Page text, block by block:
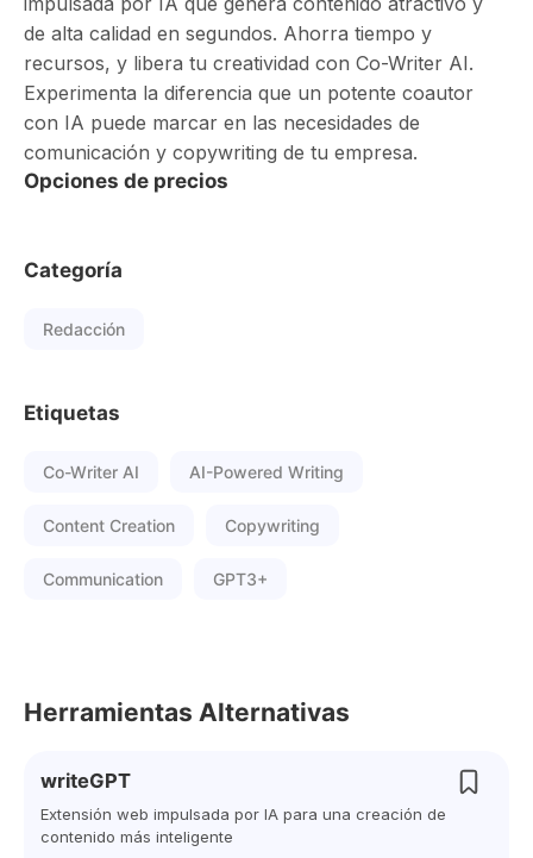
de alta calidad en segundos. Ahorra tiempo y
recursos, y libera tu creatividad con Co-Writer AI.
Experimenta la diferencia que un potente coautor
con IA puede marcar en las necesidades de
comunicación y copywriting de tu empresa.
Opciones de precios
Categoría
Redacción
Etiquetas
Co-Writer AI AI-Powered Writing
Content Creation Copywriting
Communication GPT3+
Herramientas Alternativas
writeGPT
Extensión web impulsada por IA para una creación de
contenido más inteligente